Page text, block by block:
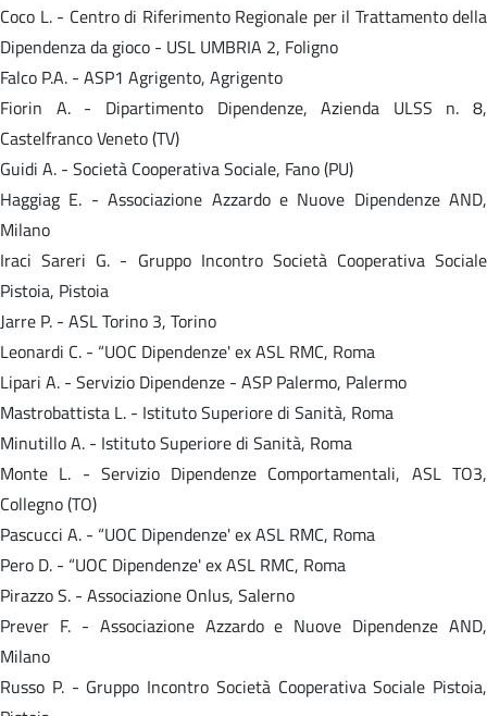
Coco L. - Centro di Riferimento Regionale per il Trattamento della
Dipendenza da gioco - USL UMBRIA 2, Foligno
Falco P.A. - ASP1 Agrigento, Agrigento
Fiorin A. - Dipartimento Dipendenze, Azienda ULSS n. 8,
Castelfranco Veneto (TV)
Guidi A. - Società Cooperativa Sociale, Fano (PU)
Haggiag E. - Associazione Azzardo e Nuove Dipendenze AND,
Milano
Iraci Sareri G. - Gruppo Incontro Società Cooperativa Sociale
Pistoia, Pistoia
Jarre P. - ASL Torino 3, Torino
Leonardi C. - “UOC Dipendenze' ex ASL RMC, Roma
Lipari A. - Servizio Dipendenze - ASP Palermo, Palermo
Mastrobattista L. - Istituto Superiore di Sanità, Roma
Minutillo A. - Istituto Superiore di Sanità, Roma
Monte L. - Servizio Dipendenze Comportamentali, ASL TO3,
Collegno (TO)
Pascucci A. - “UOC Dipendenze' ex ASL RMC, Roma
Pero D. - “UOC Dipendenze' ex ASL RMC, Roma
Pirazzo S. - Associazione Onlus, Salerno
Prever F. - Associazione Azzardo e Nuove Dipendenze AND,
Milano
Russo P. - Gruppo Incontro Società Cooperativa Sociale Pistoia,